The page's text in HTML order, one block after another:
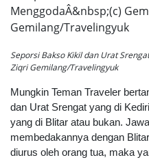
Seporsi Bakso Kikil dan Urat
Ziqri Gemilang/Travelingyuk
Mungkin Teman Traveler
dan Urat Srengat yang di
yang di Blitar atau bukan.
membedakannya dengan
diurus oleh orang tua, maka